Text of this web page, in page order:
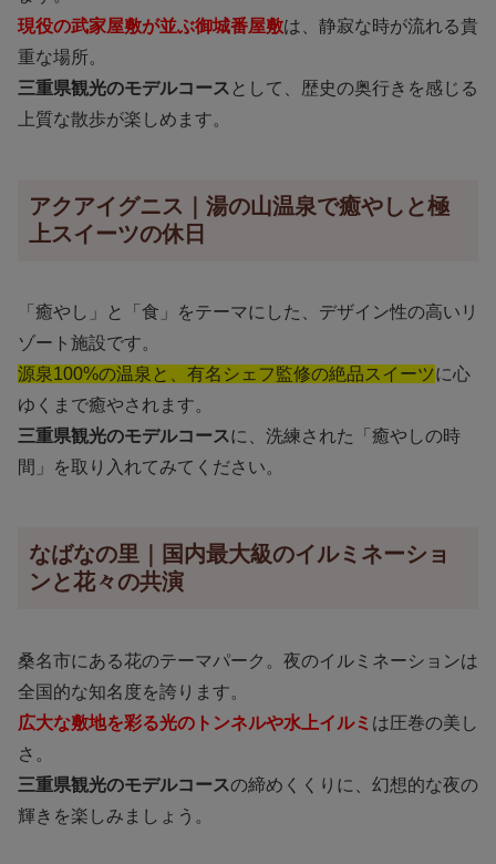
現役の武家屋敷が並ぶ御城番屋敷は、静寂な時が流れる貴
重な場所。
三重県観光のモデルコース として、歴史の奥行きを感じる
上質な散歩が楽しめます。
アクアイグニス｜湯の山温泉で癒やしと極
上スイーツの休日
「癒やし」と「食」をテーマにした、デザイン性の高いリ
ゾート施設です。
源泉100%の温泉と、有名シェフ監修の絶品スイーツに心
ゆくまで癒やされます。
三重県観光のモデルコースに、洗練された「癒やしの時
間」を取り入れてみてください。
なばなの里｜国内最大級のイルミネーショ
ンと花々の共演
桑名市にある花のテーマパーク。夜のイルミネーションは
全国的な知名度を誇ります。
広大な敷地を彩る光のトンネルや水上イルミ は圧巻の美し
さ。
三重県観光のモデルコースの締めくくりに、幻想的な夜の
輝きを楽しみましょう。